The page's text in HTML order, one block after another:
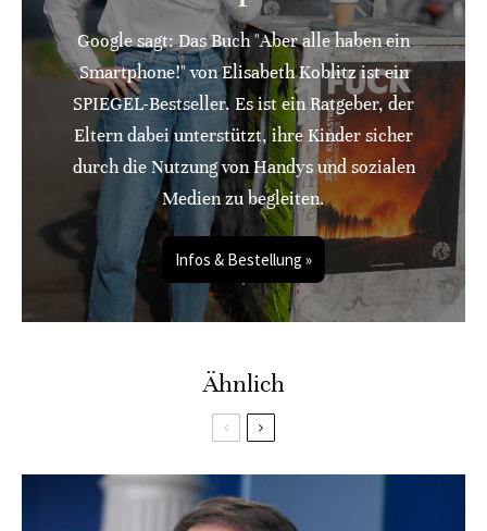
Google sagt: Das Buch "Aber alle haben ein
Smartphone!" von Elisabeth Koblitz ist ein
SPIEGEL-Bestseller. Es ist ein Ratgeber, der
Eltern dabei unterstützt, ihre Kinder sicher
durch die Nutzung von Handys und sozialen
Medien zu begleiten.
Infos & Bestellung »
Ähnlich